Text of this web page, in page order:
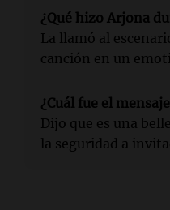
¿Qué hizo Arjona
La llamó al
canción en un
¿Cuál fue el
Dijo que es una
la seguridad a